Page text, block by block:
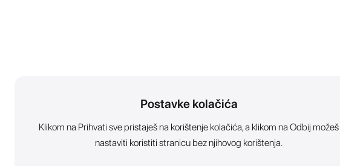
Postavke kolačića
Klikom na Prihvati sve pristaješ na korištenje kolačića, a klikom na Odbij možeš
nastaviti koristiti stranicu bez njihovog korištenja.